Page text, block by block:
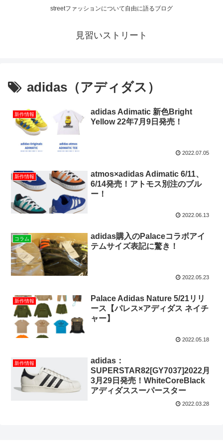
streetファッションについて自由に語るブログ
見習いストリート
adidas（アディダス）
新作情報
adidas Adimatic 新色Bright
Yellow 22年7月9日発売！
2022.07.05
新作情報
atmos×adidas Adimatic 6/11、
6/14発売！アトモス別注のブル
ー！
2022.06.13
コラム
adidas購入のPalaceコラボアイ
テムサイズ表記に驚き！
2022.05.23
新作情報
Palace Adidas Nature 5/21リリ
ース【パレス×アディダス ネイチ
ャー】
2022.05.18
新作情報
adidas：
SUPERSTAR82[GY7037]2022月
3月29日発売！WhiteCoreBlack
アディダススーパースター
2022.03.28